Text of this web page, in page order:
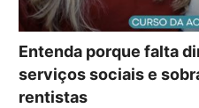
Entenda porque falta
serviços sociais e
rentistas